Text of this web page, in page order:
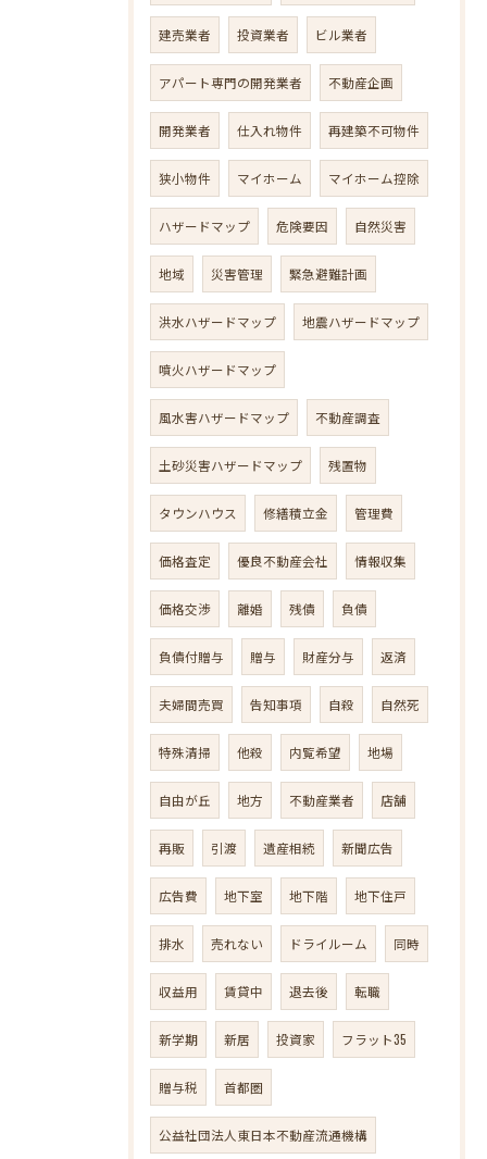
建売業者 投資業者 ビル業者
アパート専門の開発業者 不動産企画
開発業者 仕入れ物件 再建築不可物件
狭小物件 マイホーム マイホーム控除
ハザードマップ 危険要因 自然災害
地域 災害管理 緊急避難計画
洪水ハザードマップ 地震ハザードマップ
噴火ハザードマップ
風水害ハザードマップ 不動産調査
土砂災害ハザードマップ 残置物
タウンハウス 修繕積立金 管理費
価格査定 優良不動産会社 情報収集
価格交渉 離婚 残債 負債
負債付贈与 贈与 財産分与 返済
夫婦間売買 告知事項 自殺 自然死
特殊清掃 他殺 内覧希望 地場
自由が丘 地方 不動産業者 店舗
再販 引渡 遺産相続 新聞広告
広告費 地下室 地下階 地下住戸
排水 売れない ドライルーム 同時
収益用 賃貸中 退去後 転職
新学期 新居 投資家 フラット35
贈与税 首都圏
公益社団法人東日本不動産流通機構